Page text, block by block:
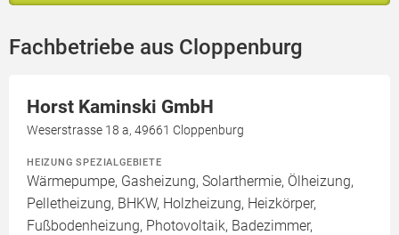
Fachbetriebe aus Cloppenburg
Horst Kaminski GmbH
Weserstrasse 18 a, 49661 Cloppenburg
HEIZUNG SPEZIALGEBIETE
Wärmepumpe, Gasheizung, Solarthermie, Ölheizung,
Pelletheizung, BHKW, Holzheizung, Heizkörper,
Fußbodenheizung, Photovoltaik, Badezimmer,